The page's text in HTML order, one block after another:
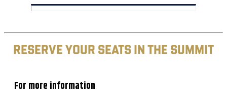
RESERVE YOUR SEATS IN THE SUMMIT
For more information